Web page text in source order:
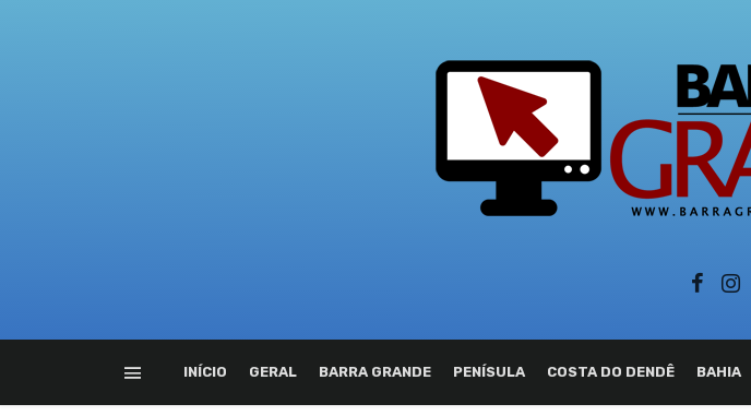
INÍCIO GERAL BARRA GRANDE PENÍSULA COSTA DO DENDÊ BAHIA